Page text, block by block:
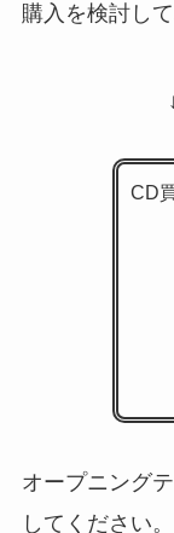
購入を検討し
CD
オープニング
してください。